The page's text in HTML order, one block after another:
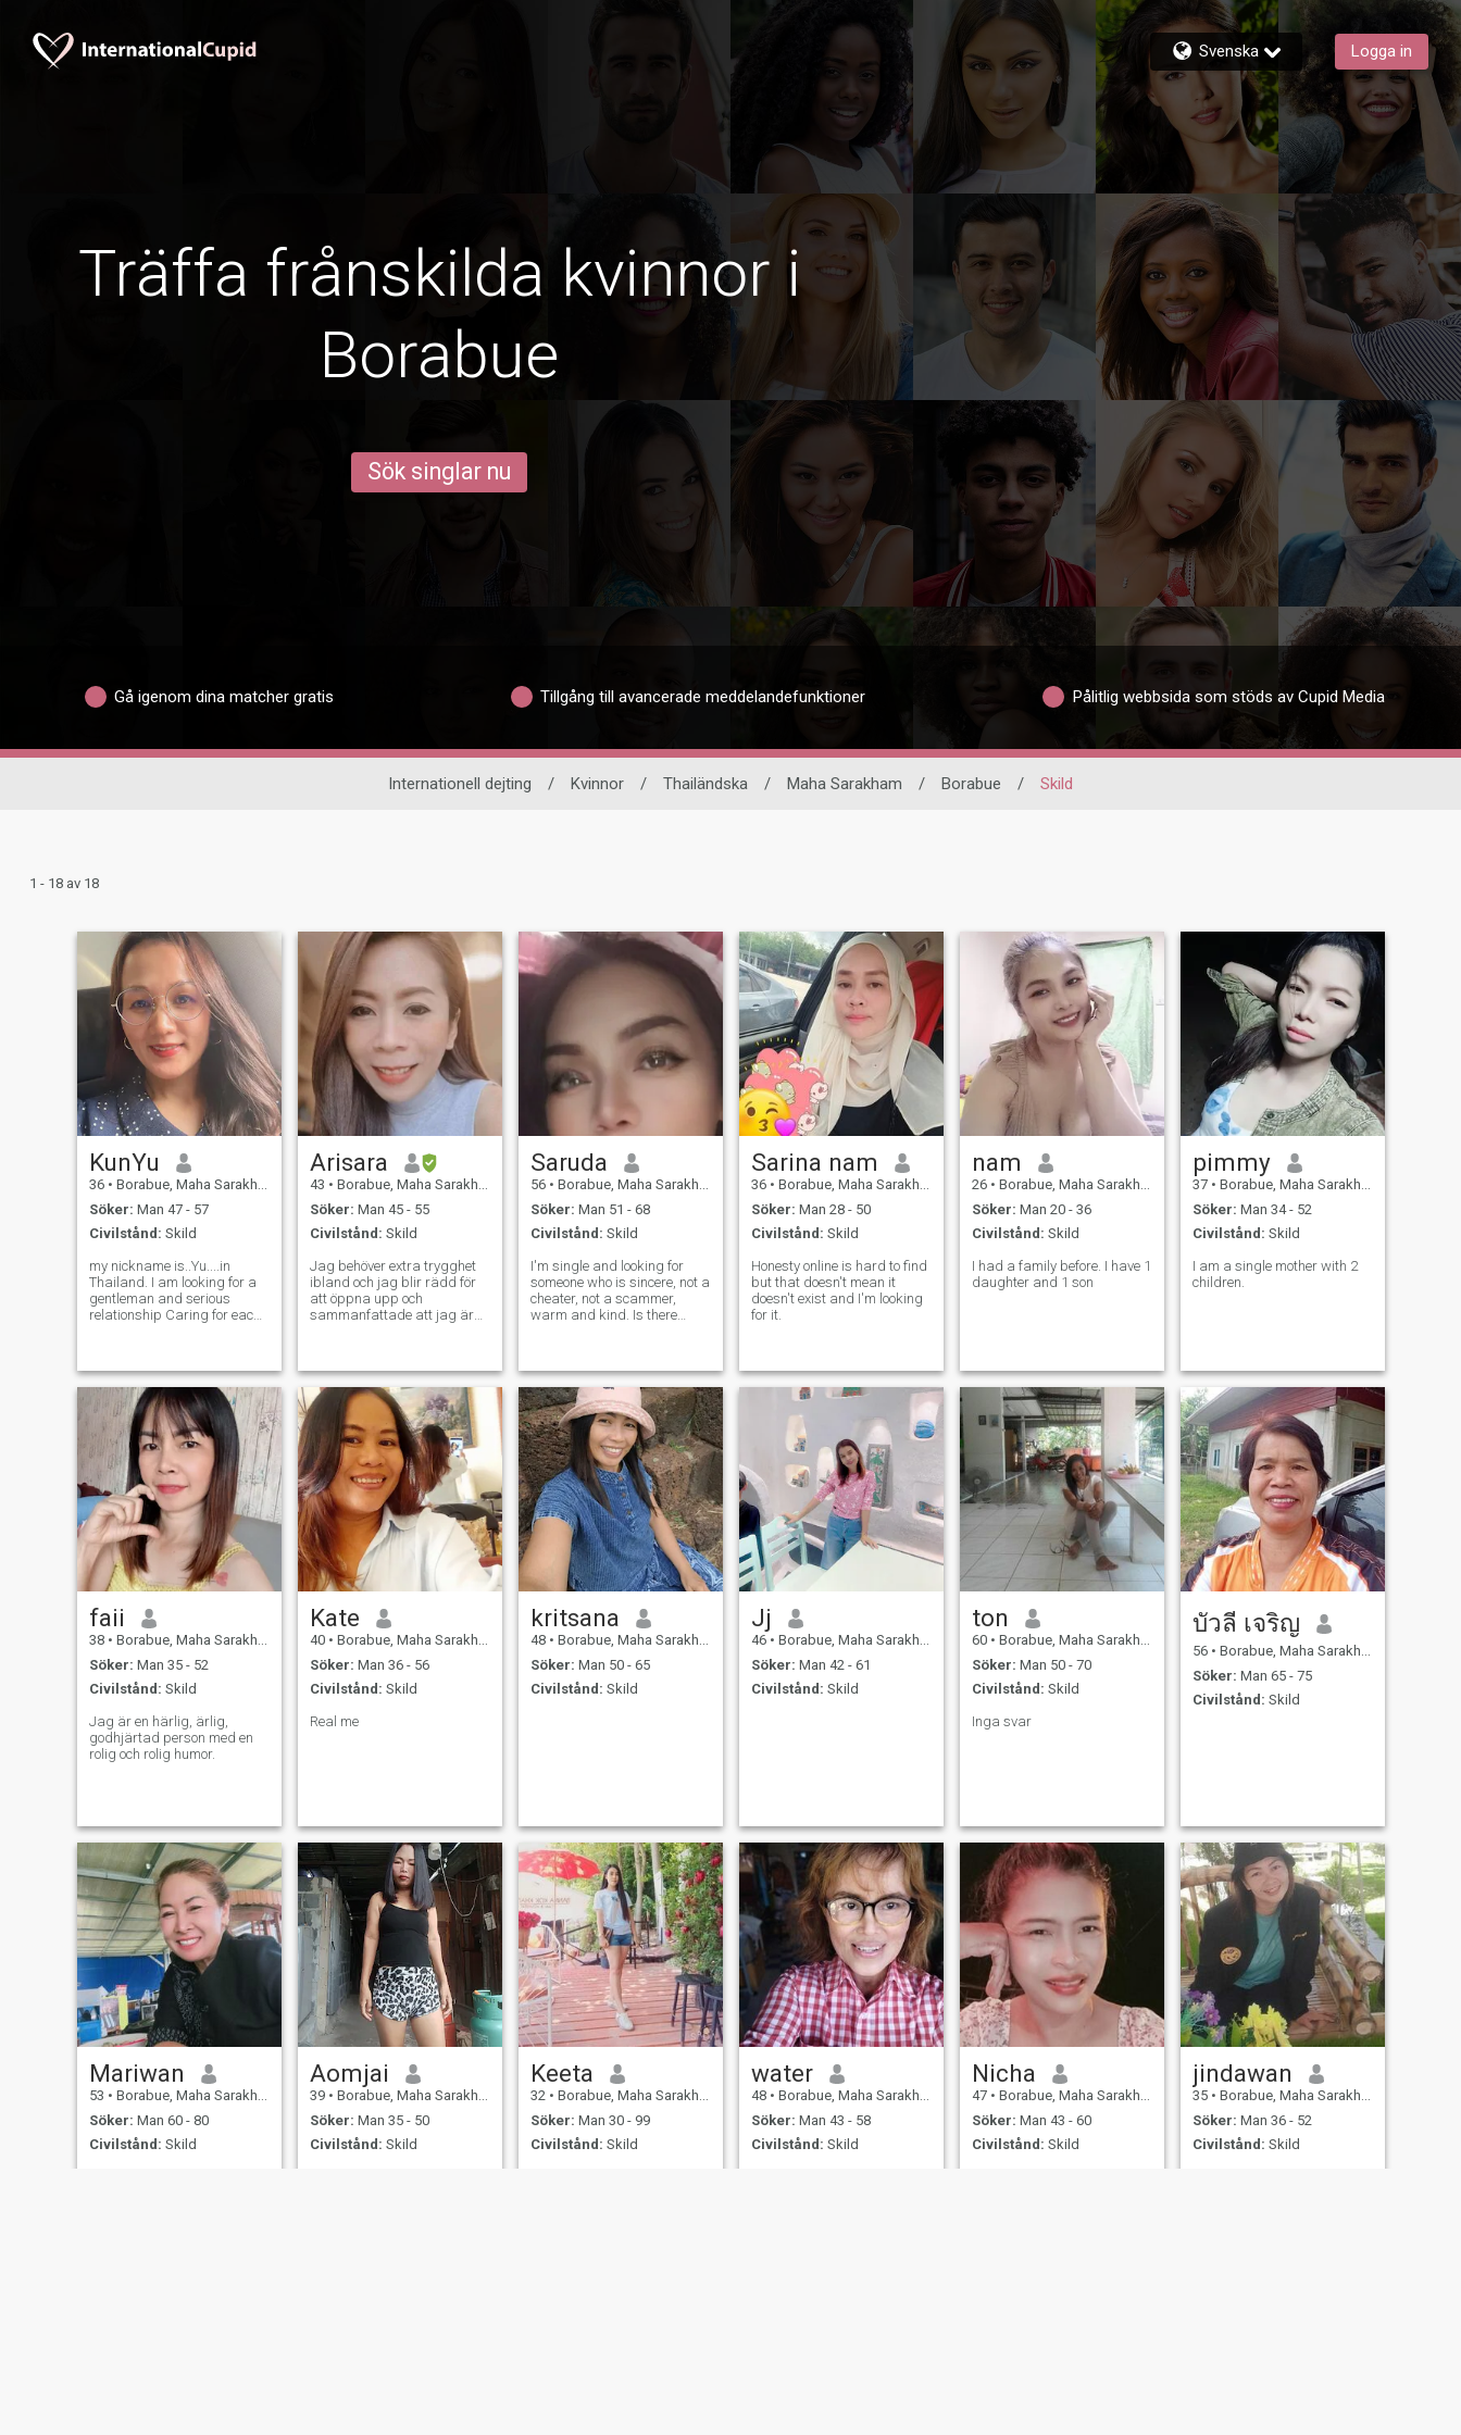
Svenska Logga in
Träffa frånskilda kvinnor i
Borabue
Sök singlar nu
Gå igenom dina matcher gratis Tillgång till avancerade meddelandefunktioner Pålitlig webbsida som stöds av Cupid Media
Internationell dejting / Kvinnor / Thailändska / Maha Sarakham / Borabue / Skild
1 - 18 av 18
KunYu
36 • Borabue, Maha Sarakham, Thailand
Söker: Man 47 - 57
Civilstånd: Skild
my nickname is..Yu....in
Thailand. I am looking for a
gentleman and serious
relationship Caring for each
pictures. I am in a good
mood, cheerful, smiling, love
to exercise
Arisara
43 • Borabue, Maha Sarakham, Thailand
Söker: Man 45 - 55
Civilstånd: Skild
Jag behöver extra trygghet
ibland och jag blir rädd för
att öppna upp och
sammanfattade att jag är
jag faught riktigt svårt att
komma till denna plats och
ibland kan jag laddas för
att älska. Men jag har ett
stort hjärta och jag har
mycket kärlek att ge om du
vill ha det.
Saruda
56 • Borabue, Maha Sarakham, Thailand
Söker: Man 51 - 68
Civilstånd: Skild
I'm single and looking for
someone who is sincere, not a
cheater, not a scammer,
warm and kind. Is there
Sarina nam
36 • Borabue, Maha Sarakham, Thailand
Söker: Man 28 - 50
Civilstånd: Skild
Honesty online is hard to find
but that doesn't mean it
doesn't exist and I'm looking
for it.
nam
26 • Borabue, Maha Sarakham, Thailand
Söker: Man 20 - 36
Civilstånd: Skild
I had a family before. I have 1
daughter and 1 son
pimmy
37 • Borabue, Maha Sarakham, Thailand
Söker: Man 34 - 52
Civilstånd: Skild
I am a single mother with 2
children.
faii
38 • Borabue, Maha Sarakham, Thailand
Söker: Man 35 - 52
Civilstånd: Skild
Jag är en härlig, ärlig,
godhjärtad person med en
rolig och rolig humor.
Kate
40 • Borabue, Maha Sarakham, Thailand
Söker: Man 36 - 56
Civilstånd: Skild
Real me
kritsana
48 • Borabue, Maha Sarakham, Thailand
Söker: Man 50 - 65
Civilstånd: Skild
Jj
46 • Borabue, Maha Sarakham, Thailand
Söker: Man 42 - 61
Civilstånd: Skild
ton
60 • Borabue, Maha Sarakham, Thailand
Söker: Man 50 - 70
Civilstånd: Skild
Inga svar
บัวลี เจริญ
56 • Borabue, Maha Sarakham, Thailand
Söker: Man 65 - 75
Civilstånd: Skild
Mariwan
53 • Borabue, Maha Sarakham, Thailand
Söker: Man 60 - 80
Civilstånd: Skild
Aomjai
39 • Borabue, Maha Sarakham, Thailand
Söker: Man 35 - 50
Civilstånd: Skild
Keeta
32 • Borabue, Maha Sarakham, Thailand
Söker: Man 30 - 99
Civilstånd: Skild
water
48 • Borabue, Maha Sarakham, Thailand
Söker: Man 43 - 58
Civilstånd: Skild
Nicha
47 • Borabue, Maha Sarakham, Thailand
Söker: Man 43 - 60
Civilstånd: Skild
jindawan
35 • Borabue, Maha Sarakham, Thailand
Söker: Man 36 - 52
Civilstånd: Skild